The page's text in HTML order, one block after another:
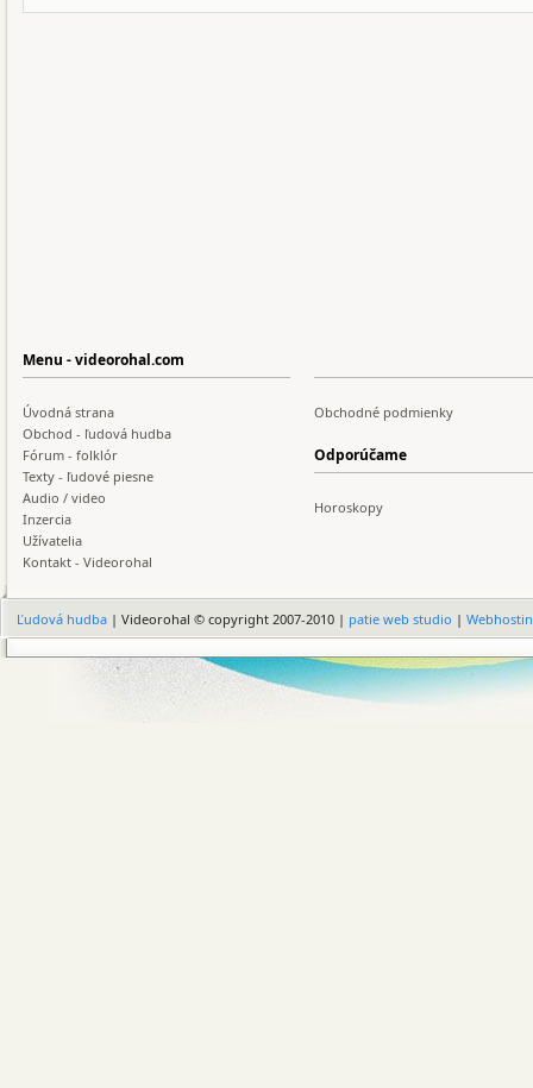
Menu - videorohal.com
Úvodná strana
Obchod - ľudová hudba
Fórum - folklór
Texty - ľudové piesne
Audio / video
Inzercia
Užívatelia
Kontakt - Videorohal
Obchodné podmienky
Odporúčame
Horoskopy
Ľudová hudba | Videorohal © copyright 2007-2010 | patie web studio |